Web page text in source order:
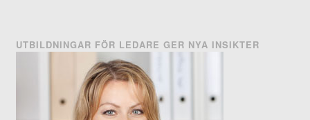
UTBILDNINGAR FÖR LEDARE GER NYA INSIKTER